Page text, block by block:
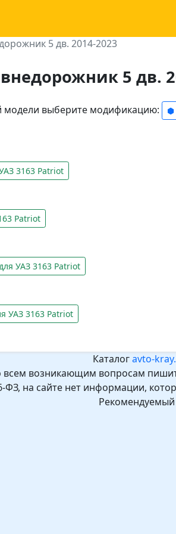
5 дв. 2014-2023
5 дв.
модели выберите модификацию: ⬢
3163 Patriot
Patriot
УАЗ 3163 Patriot
УАЗ 3163 Patriot
Каталогavto-
всем возникающим вопросам
ФЗ, на сайте нет информации,
Рекомендуемый